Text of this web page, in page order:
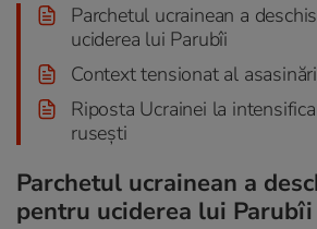
Parchetul ucrainean a
uciderea lui Parubîi
Context tensionat al
Riposta Ucrainei la
rusești
Parchetul ucrainean a
pentru uciderea lui Parubîi